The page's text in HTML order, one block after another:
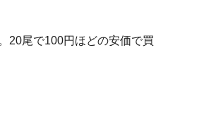
20尾で100円ほどの安価で買